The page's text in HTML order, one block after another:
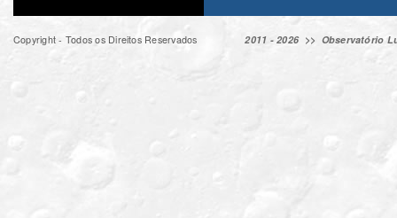
Copyright - Todos os Direitos Reservados 2011 - 2026 >> Observatório